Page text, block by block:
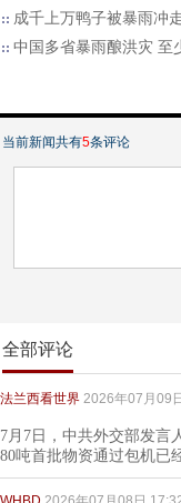
成千上万鸭子被暴雨冲
中国多省暴雨酿洪灾 至
当前新闻共有5条评论
全部评论
法兰西看世界 2026年07月09
7月7日，中共外交部发言
80吨首批物资通过包机已